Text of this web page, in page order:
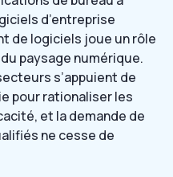
d’entreprise
de logiciels joue un rôle
paysage numérique.
s’appuient de
pour rationaliser les
et la demande de
ne cesse de